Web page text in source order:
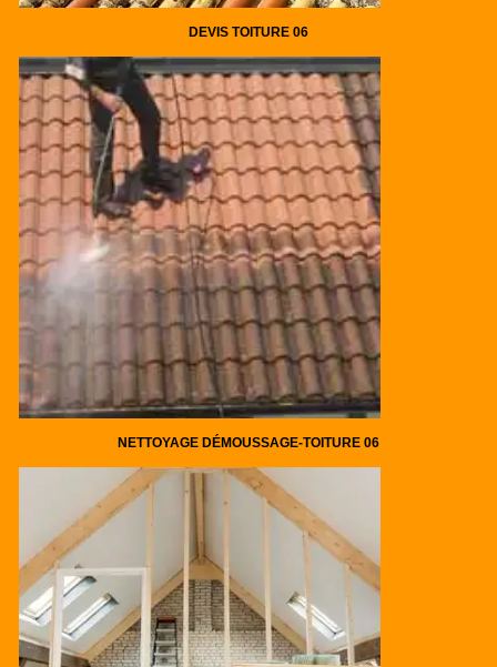
DEVIS TOITURE 06
NETTOYAGE DÉMOUSSAGE-TOITURE 06